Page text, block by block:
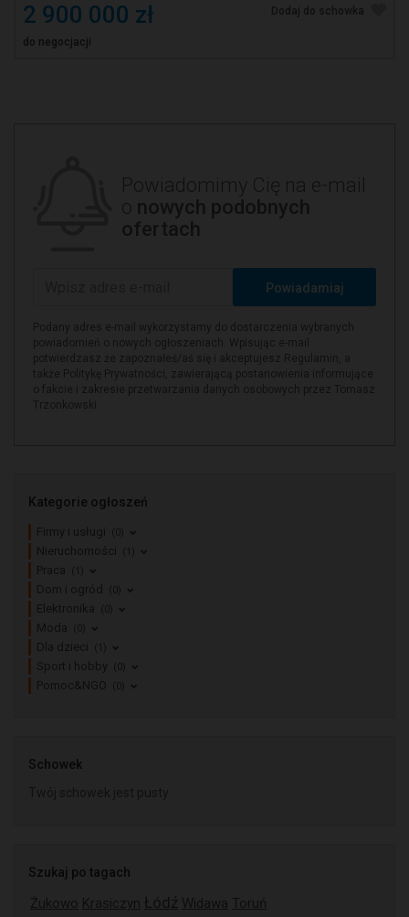
2 900 000 zł
do negocjacji
Dodaj do schowka
Powiadamiaj
Kategorie ogłoszeń
Firmy i usługi (0)
Nieruchomości (1)
Praca (1)
Dom i ogród (0)
Elektronika (0)
Moda (0)
Dla dzieci (1)
Sport i hobby (0)
Pomoc&NGO (0)
Schowek
Szukaj po tagach
Żukowo Krasiczyn Łódź Widawa Toruń